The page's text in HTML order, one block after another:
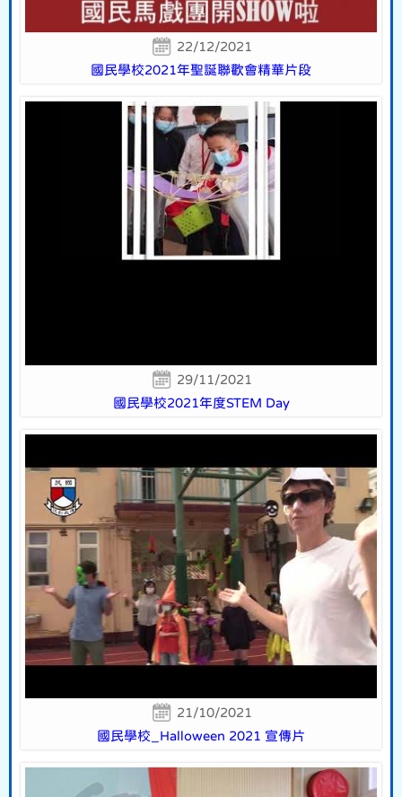
22/12/2021
國民學校2021年聖誕聯歡會精華片段
29/11/2021
國民學校2021年度STEM Day
21/10/2021
國民學校_Halloween 2021 宣傳片